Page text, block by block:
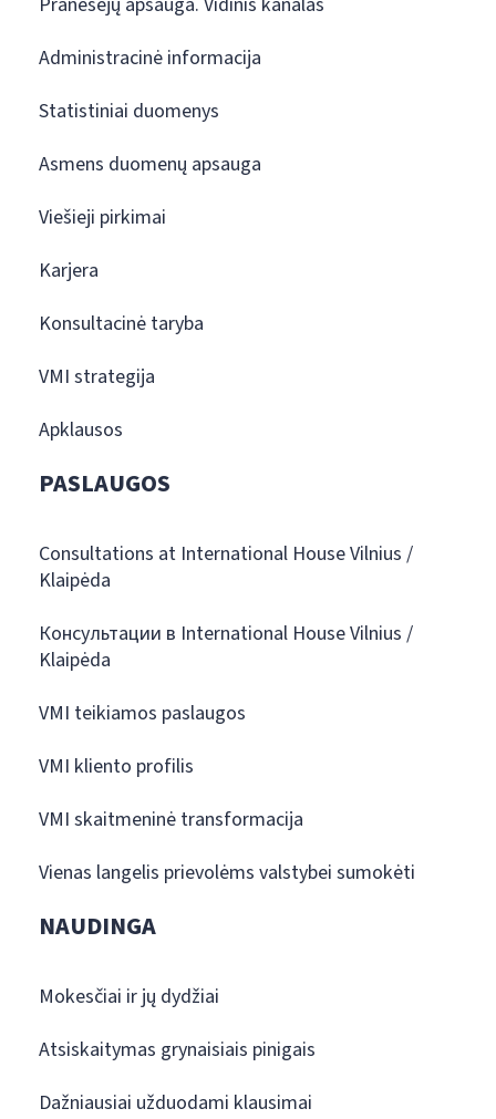
Administracinė informacija
Statistiniai duomenys
Asmens duomenų apsauga
Viešieji pirkimai
Karjera
Konsultacinė taryba
VMI strategija
Apklausos
PASLAUGOS
Consultations at International House Vilnius /
Klaipėda
Консультации в International House Vilnius /
Klaipėda
VMI teikiamos paslaugos
VMI kliento profilis
VMI skaitmeninė transformacija
Vienas langelis prievolėms valstybei sumokėti
NAUDINGA
Mokesčiai ir jų dydžiai
Atsiskaitymas grynaisiais pinigais
Dažniausiai užduodami klausimai